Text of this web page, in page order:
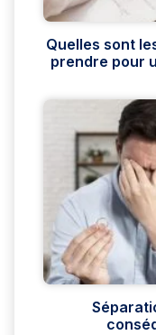
Quelles sont
prendre pour